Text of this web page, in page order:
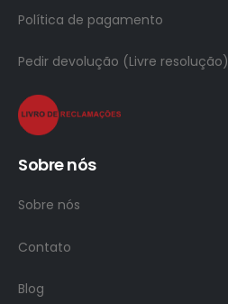
Política de pagamento
Pedir devolução (Livre resolução)
Sobre nós
Sobre nós
Contato
Blog